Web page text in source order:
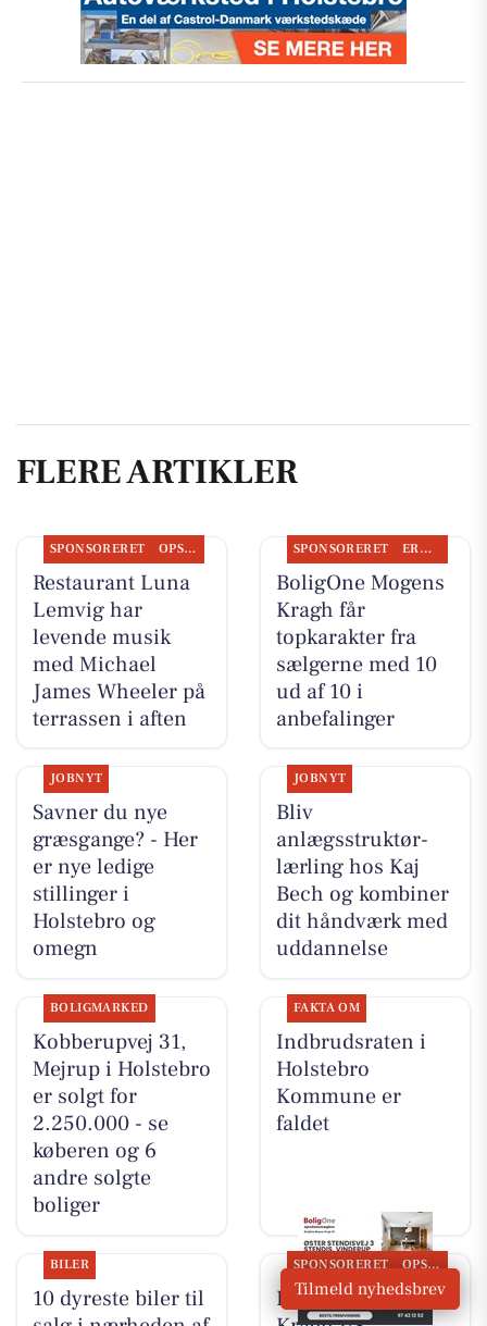
FLERE ARTIKLER
SPONSORERET OPSLAGSTAVLEN
Restaurant Luna
Lemvig har
levende musik
med Michael
James Wheeler på
terrassen i aften
SPONSORERET ERHVERV
BoligOne Mogens
Kragh får
topkarakter fra
sælgerne med 10
ud af 10 i
anbefalinger
JOBNYT
Savner du nye
græsgange? - Her
er nye ledige
stillinger i
Holstebro og
omegn
JOBNYT
Bliv
anlægsstruktør-
lærling hos Kaj
Bech og kombiner
dit håndværk med
uddannelse
BOLIGMARKED
Kobberupvej 31,
Mejrup i Holstebro
er solgt for
2.250.000 - se
køberen og 6
andre solgte
boliger
FAKTA OM
Indbrudsraten i
Holstebro
Kommune er
faldet
BILER
10 dyreste biler til
SPONSORERET OPSLAGSTAVLEN
BoligOne Mogens
Tilmeld nyhedsbrev